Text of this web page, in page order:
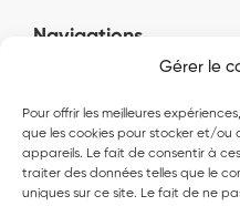
Gérer le
Pour offrir les meilleures
que les cookies pour stocker et/ou
appareils. Le fait de consentir à
traiter des données telles que le
uniques sur ce site. Le fait de ne
Navigations
Excellence économique et
Alliances stratégiques et
Gouvernance et